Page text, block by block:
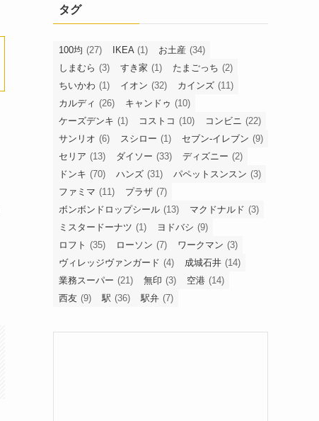
タグ
100均 (27) IKEA (1) お土産 (34)
しまむら (3) すき家 (1) たまごっち (2)
ちいかわ (1) イオン (32) カインズ (11)
カルディ (26) キャンドゥ (10)
ケーズデンキ (1) コストコ (10) コンビニ (22)
サンリオ (6) スシロー (1) セブン-イレブン (9)
セリア (13) ダイソー (33) ディズニー (2)
ドンキ (70) ハンズ (31) パペットスンスン (3)
ファミマ (11) プラザ (7)
ボンボンドロップシール (13) マクドナルド (3)
ミスタードーナツ (1) ヨドバシ (9)
ロフト (35) ローソン (7) ワークマン (3)
ヴィレッジヴァンガード (4) 成城石井 (14)
業務スーパー (21) 無印 (3) 空港 (14)
西友 (9) 駅 (36) 駅弁 (7)